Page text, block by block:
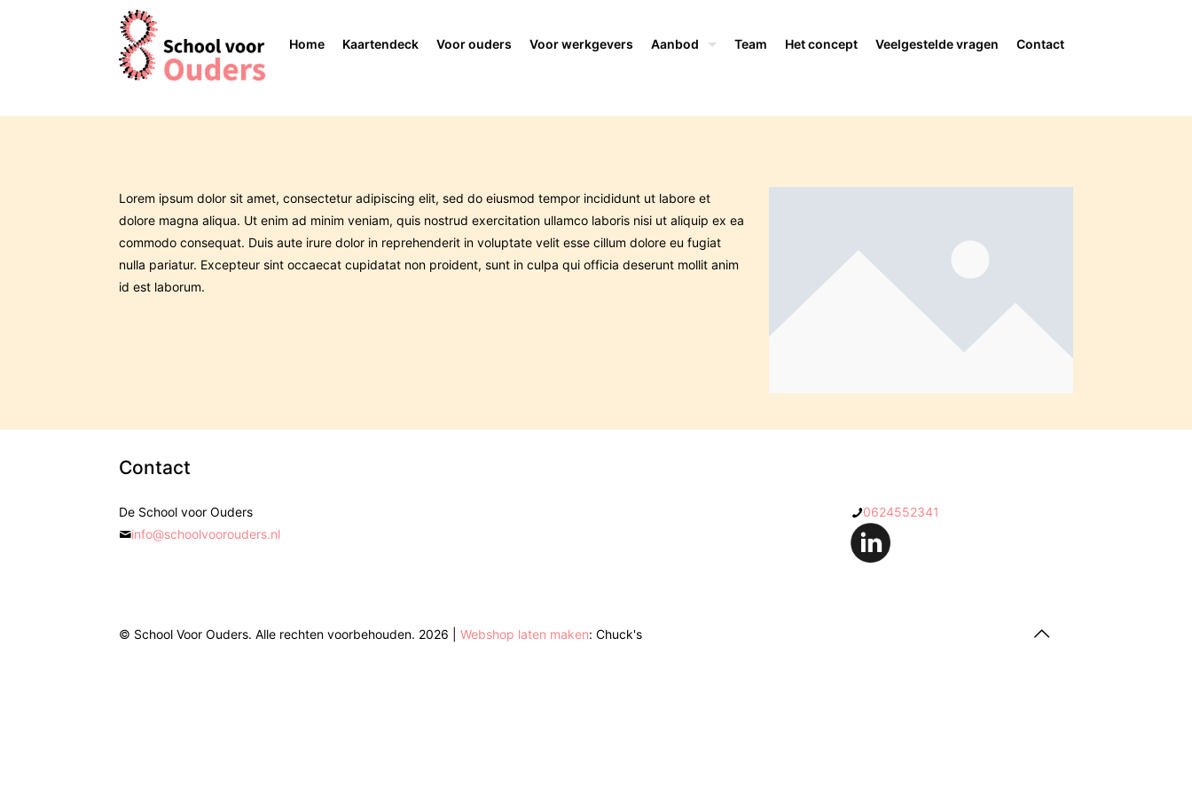
Home Kaartendeck Voor ouders Voor werkgevers Aanbod Team Het concept Veelgestelde vragen Contact
Lorem ipsum dolor sit amet, consectetur adipiscing elit, sed do eiusmod tempor incididunt ut labore et
dolore magna aliqua. Ut enim ad minim veniam, quis nostrud exercitation ullamco laboris nisi ut aliquip ex ea
commodo consequat. Duis aute irure dolor in reprehenderit in voluptate velit esse cillum dolore eu fugiat
nulla pariatur. Excepteur sint occaecat cupidatat non proident, sunt in culpa qui officia deserunt mollit anim
id est laborum.
Contact
De School voor Ouders
info@schoolvoorouders.nl
0624552341
© School Voor Ouders. Alle rechten voorbehouden. 2026 | Webshop laten maken: Chuck's